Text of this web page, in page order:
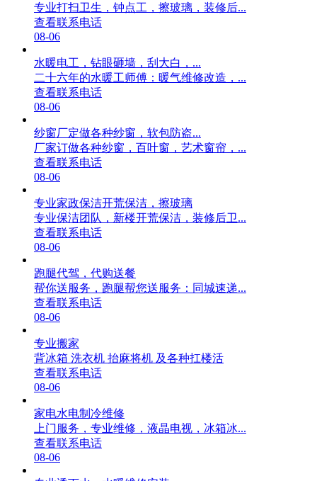
专业打扫卫生，钟点工，擦玻璃，装修后...
查看联系电话
08-06
水暖电工，钻眼砸墙，刮大白，...
二十六年的水暖工师傅：暖气维修改造，...
查看联系电话
08-06
纱窗厂定做各种纱窗，软包防盗...
厂家订做各种纱窗，百叶窗，艺术窗帘，...
查看联系电话
08-06
专业家政保洁开荒保洁，擦玻璃
专业保洁团队，新楼开荒保洁，装修后卫...
查看联系电话
08-06
跑腿代驾，代购送餐
帮你送服务，跑腿帮您送服务：同城速递...
查看联系电话
08-06
专业搬家
背冰箱 洗衣机 抬麻将机 及各种扛楼活
查看联系电话
08-06
家电水电制冷维修
上门服务，专业维修，液晶电视，冰箱冰...
查看联系电话
08-06